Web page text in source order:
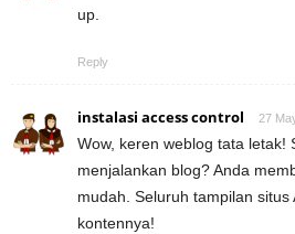
up.
Reply
instalasi access control 27
Wow, keren weblog tata letak!
menjalankan blog? Anda
mudah. Seluruh tampilan
kontennya!